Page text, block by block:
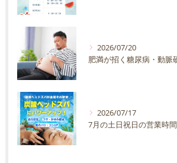
2026/07/20
2026/07/17
7月の土日祝日の営業時間